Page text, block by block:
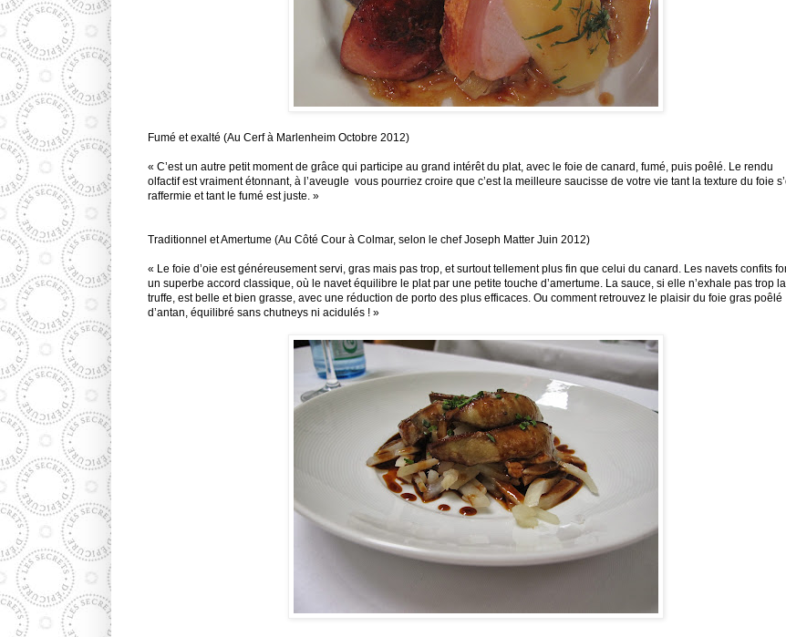
Fumé et exalté (Au Cerf à Marlenheim Octobre 2012)
« C’est un autre petit moment de grâce qui participe au grand intérêt du plat, avec le foie de canard, fumé, puis poêlé. Le rendu
olfactif est vraiment étonnant, à l’aveugle vous pourriez croire que c’est la meilleure saucisse de votre vie tant la texture du foie
raffermie et tant le fumé est juste. »
Traditionnel et Amertume (Au Côté Cour à Colmar, selon le chef Joseph Matter Juin 2012)
« Le foie d’oie est généreusement servi, gras mais pas trop, et surtout tellement plus fin que celui du canard. Les navets confits
un superbe accord classique, où le navet équilibre le plat par une petite touche d’amertume. La sauce, si elle n’exhale pas trop la
truffe, est belle et bien grasse, avec une réduction de porto des plus efficaces. Ou comment retrouvez le plaisir du foie gras poêlé
d’antan, équilibré sans chutneys ni acidulés ! »